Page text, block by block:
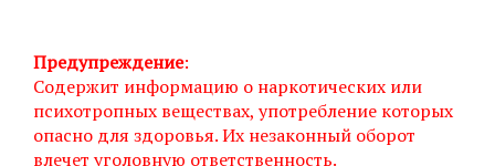
Предупреждение:
Содержит информацию о наркотических или
психотропных веществах, употребление которых
опасно для здоровья. Их незаконный оборот
влечет уголовную ответственность.